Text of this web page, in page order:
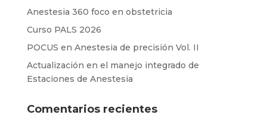
Anestesia 360 foco en obstetricia
Curso PALS 2026
POCUS en Anestesia de precisión Vol. II
Actualización en el manejo integrado de
Estaciones de Anestesia
Comentarios recientes